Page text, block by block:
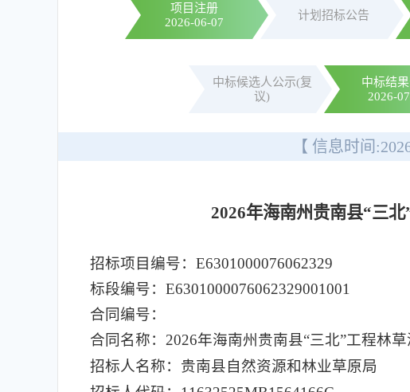
项目注册
2026-06-07
计划招标公告
中标候选人公示(复
议)
中标结
2026-
【 信息时间:
2026年海南州贵南县“三
招标项目编号：E6301000076062329
标段编号：E6301000076062329001001
合同编号：
合同名称：2026年海南州贵南县“三北”工程林
招标人名称：贵南县自然资源和林业草原局